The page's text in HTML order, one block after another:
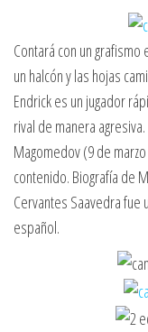
Contará con un
un halcón y las hojas
Endrick es un jugador
rival de manera
Magomedov (9 de
contenido. Biografía de
Cervantes Saavedra
español.